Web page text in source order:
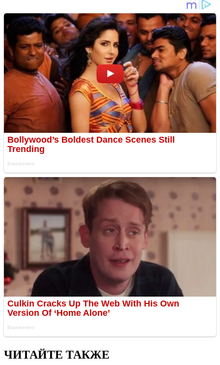
ЧИТАЙТЕ ТАКЖЕ